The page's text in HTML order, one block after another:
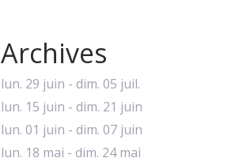
Archives
lun. 29 juin - dim. 05 juil.
lun. 15 juin - dim. 21 juin
lun. 01 juin - dim. 07 juin
lun. 18 mai - dim. 24 mai